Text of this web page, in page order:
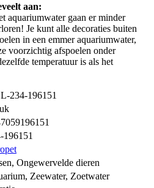
aan:
aquariumwater gaan er minder
Je kunt alle decoraties buiten
in een emmer aquariumwater,
voorzichtig afspoelen onder
temperatuur is als het
234-196151
196151
Ongewervelde dieren
Zeewater, Zoetwater